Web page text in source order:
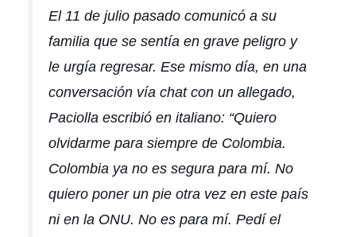
El 11 de julio pasado comunicó a su
familia que se sentía en grave peligro y
le urgía regresar. Ese mismo día, en una
conversación vía chat con un allegado,
Paciolla escribió en italiano: “Quiero
olvidarme para siempre de Colombia.
Colombia ya no es segura para mí. No
quiero poner un pie otra vez en este país
ni en la ONU. No es para mí. Pedí el